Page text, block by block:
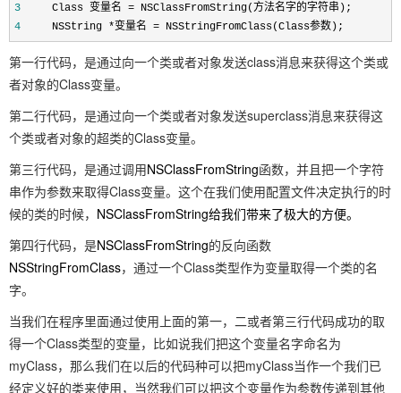
3
Class 变量名 = NSClassFromString(方法名字的字符串);
4
NSString *变量名 = NSStringFromClass(Class参数);
第一行代码，是通过向一个类或者对象发送class消息来获得这个类或
者对象的Class变量。
第二行代码，是通过向一个类或者对象发送superclass消息来获得这
个类或者对象的超类的Class变量。
第三行代码，是通过调用NSClassFromString函数，并且把一个字符
串作为参数来取得Class变量。这个在我们使用配置文件决定执行的时
候的类的时候， NSClassFromString给我们带来了极大的方便。
第四行代码，是NSClassFromString的反向函数
NSStringFromClass，通过一个Class类型作为变量取得一个类的名
字。
当我们在程序里面通过使用上面的第一，二或者第三行代码成功的取
得一个Class类型的变量，比如说我们把这个变量名字命名为
myClass，那么我们在以后的代码种可以把myClass当作一个我们已
经定义好的类来使用，当然我们可以把这个变量作为参数传递到其他